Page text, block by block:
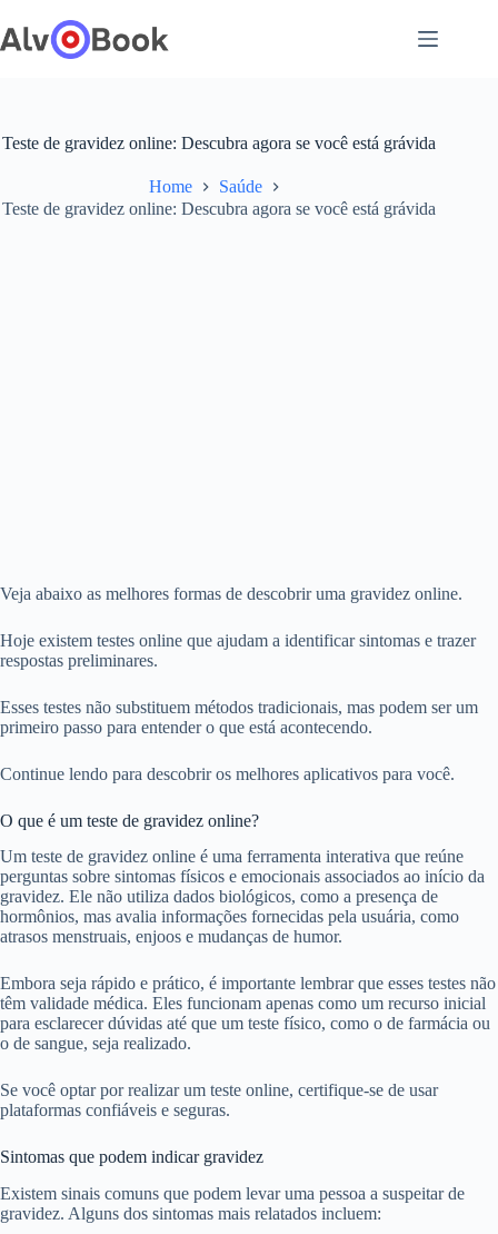
para
o
Teste de gravidez online: Descubra agora se você está grávida
Home
Saúde
Teste de gravidez online: Descubra agora se você está grávida
Veja abaixo as melhores formas de descobrir uma gravidez online.
Hoje existem testes online que ajudam a identificar sintomas e trazer
respostas preliminares.
Esses testes não substituem métodos tradicionais, mas podem ser um
primeiro passo para entender o que está acontecendo.
Continue lendo para descobrir os melhores aplicativos para você.
O que é um teste de gravidez online?
Um teste de gravidez online é uma ferramenta interativa que reúne
perguntas sobre sintomas físicos e emocionais associados ao início da
gravidez. Ele não utiliza dados biológicos, como a presença de
hormônios, mas avalia informações fornecidas pela usuária, como
atrasos menstruais, enjoos e mudanças de humor.
Embora seja rápido e prático, é importante lembrar que esses testes não
têm validade médica. Eles funcionam apenas como um recurso inicial
para esclarecer dúvidas até que um teste físico, como o de farmácia ou
o de sangue, seja realizado.
Se você optar por realizar um teste online, certifique-se de usar
plataformas confiáveis e seguras.
Sintomas que podem indicar gravidez
Existem sinais comuns que podem levar uma pessoa a suspeitar de
gravidez. Alguns dos sintomas mais relatados incluem: